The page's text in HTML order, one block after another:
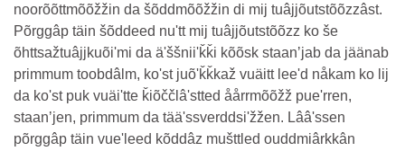
noorõõttmõõžžin da šõddmõõžžin di mij tuâjjõutstõõzzâst.
Põrggâp täin šõddeed nuʹtt mij tuâjjõutstõõzz ko še
õhttsažtuâjjkuõiʹmi da äʹššniiʹǩǩi kõõsk staanʼjab da jäänab
primmum toobdâlm, koʹst juõʹǩǩkaž vuäitt leeʹd nåkam ko lij
da koʹst puk vuäiʹtte ǩiõččlâʹstted åårrmõõžž pueʹrren,
staanʼjen, primmum da tääʹssverddsiʹžžen. Lââʹssen
põrggâp täin vueʹleed kõddâz mušttled ouddmiârkkân